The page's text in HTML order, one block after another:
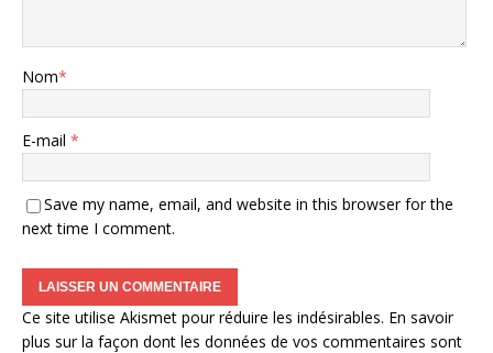
Nom*
E-mail *
Save my name, email, and website in this browser for the
next time I comment.
Ce site utilise Akismet pour réduire les indésirables. En savoir
plus sur la façon dont les données de vos commentaires sont